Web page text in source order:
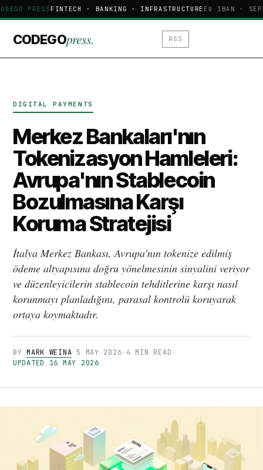
PRESSFINTECH · BANKING · INFRASTRUCTUREEU IBAN ·
CODEGOpress. RSS
DIGITAL PAYMENTS
Merkez Bankaları'nın
Tokenizasyon Hamleleri:
Avrupa'nın Stablecoin
Bozulmasına Karşı
Koruma Stratejisi
İtalya Merkez Bankası, Avrupa'nın tokenize edilmiş
ödeme altyapısına doğru yönelmesinin sinyalini veriyor
ve düzenleyicilerin stablecoin tehditlerine karşı nasıl
korunmayı planladığını, parasal kontrolü koruyarak
ortaya koymaktadır.
BYMARK WEINA· 5 MAY 2026· 4 MIN READ ·
UPDATED 16 MAY 2026